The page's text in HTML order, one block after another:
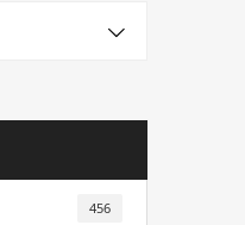
456